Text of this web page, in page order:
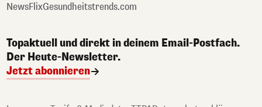
NewsFlixGesundheitstrends.com
Topaktuell und direkt in deinem Email-Postfach.
Der Heute-Newsletter.
Jetzt abonnieren